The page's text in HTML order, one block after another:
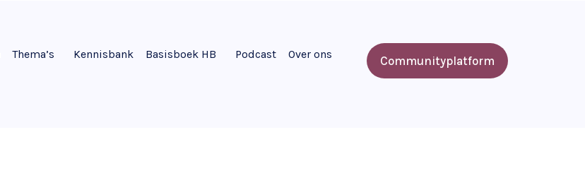
Thema’s Kennisbank Basisboek HB Podcast Over ons Communityplatform